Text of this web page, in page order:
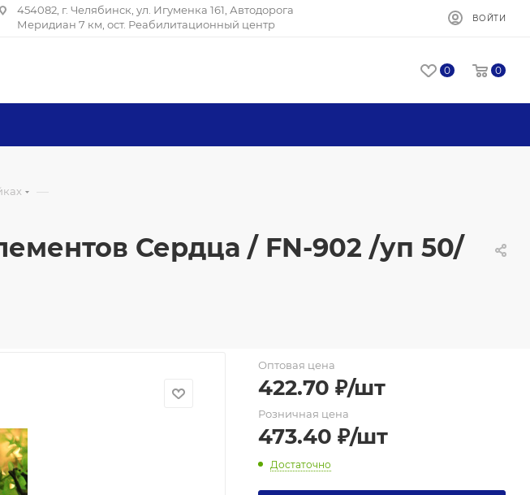
454082, г. Челябинск, ул. Игуменка 161, Автодорога
Меридиан 7 км, ост. Реабилитационный центр
ВОЙТИ
0 0
—
Сердца / FN-902 /уп 50/
Оптовая цена
422.70 ₽/шт
Розничная цена
473.40 ₽/шт
Достаточно